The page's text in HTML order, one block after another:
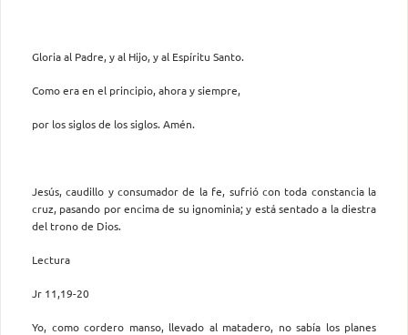
Gloria al Padre, y al Hijo, y al Espíritu Santo.
Como era en el principio, ahora y siempre,
por los siglos de los siglos. Amén.
Jesús, caudillo y consumador de la fe, sufrió con toda constancia la
cruz, pasando por encima de su ignominia; y está sentado a la diestra
del trono de Dios.
Lectura
Jr 11,19-20
Yo, como cordero manso, llevado al matadero, no sabía los planes